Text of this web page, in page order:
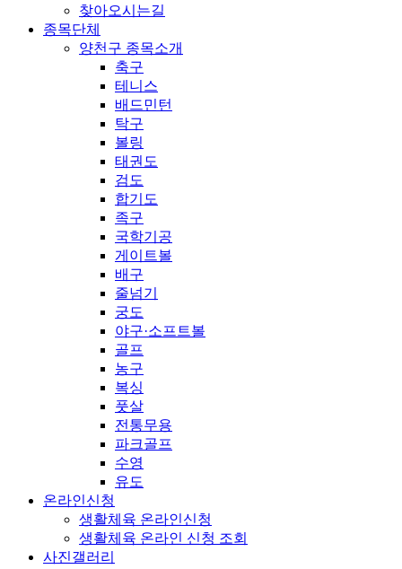
찾아오시는길
종목단체
양천구 종목소개
축구
테니스
배드민턴
탁구
볼링
태권도
검도
합기도
족구
국학기공
게이트볼
배구
줄넘기
궁도
야구·소프트볼
골프
농구
복싱
풋살
전통무용
파크골프
수영
유도
온라인신청
생활체육 온라인신청
생활체육 온라인 신청 조회
사진갤러리